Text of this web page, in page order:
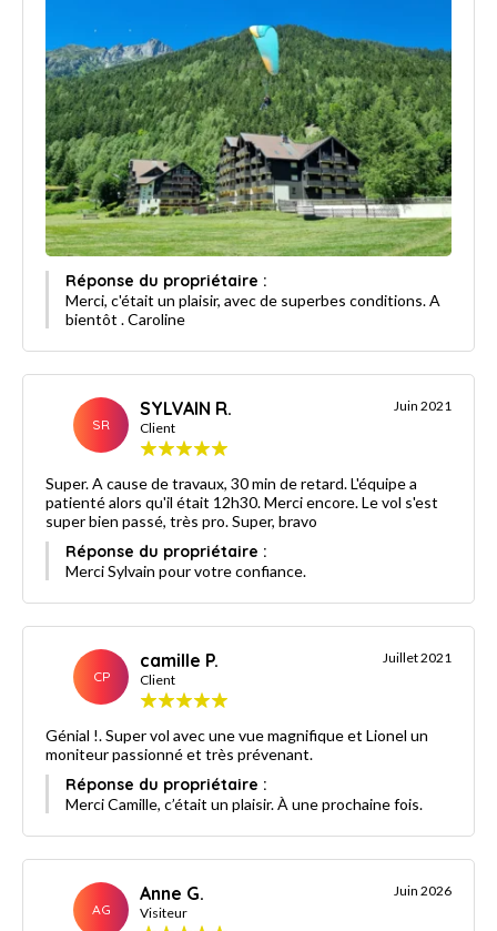
Réponse du propriétaire :
Merci, c'était un plaisir, avec de superbes conditions. A
bientôt . Caroline
SR
SYLVAIN R.
Client
Juin 2021
Super. A cause de travaux, 30 min de retard. L'équipe a
patienté alors qu'il était 12h30. Merci encore. Le vol s'est
super bien passé, très pro. Super, bravo
Réponse du propriétaire :
Merci Sylvain pour votre confiance.
CP
camille P.
Client
Juillet 2021
Génial !. Super vol avec une vue magnifique et Lionel un
moniteur passionné et très prévenant.
Réponse du propriétaire :
Merci Camille, c’était un plaisir. À une prochaine fois.
AG
Anne G.
Visiteur
Juin 2026